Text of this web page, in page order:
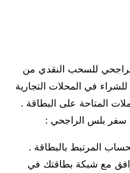
للسحب النقدي من
في المحلات التجارية
المتاحة على البطاقة .
سفر بلس الراجحي :
المرتبط بالبطاقة .
مع شبكة بطاقتك في